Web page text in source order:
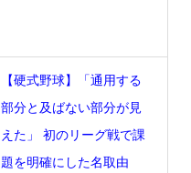
【硬式野球】「通用する
部分と及ばない部分が見
えた」 初のリーグ戦で課
題を明確にした名取由